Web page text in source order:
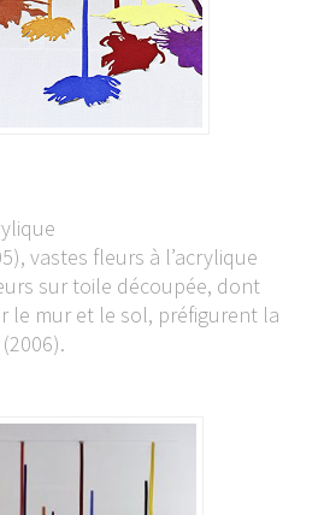
vastes fleurs à l’acrylique
sur toile découpée, dont
le mur et le sol, préfigurent la